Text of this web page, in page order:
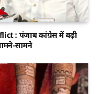
: पंजाब कांग्रेस में बढ़ी
सामने